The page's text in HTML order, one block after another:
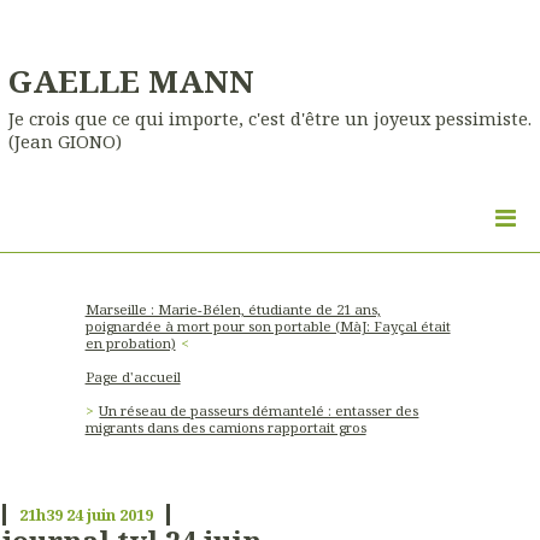
GAELLE MANN
Je crois que ce qui importe, c'est d'être un joyeux pessimiste.
(Jean GIONO)
Marseille : Marie-Bélen, étudiante de 21 ans,
poignardée à mort pour son portable (MàJ: Fayçal était
en probation)
Page d'accueil
Un réseau de passeurs démantelé : entasser des
migrants dans des camions rapportait gros
21h39 24juin 2019